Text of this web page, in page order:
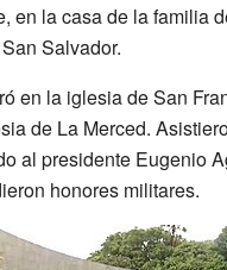
en la casa de la familia
Salvador.
en la iglesia de San
de La Merced.
al presidente Eugenio
honores militares.